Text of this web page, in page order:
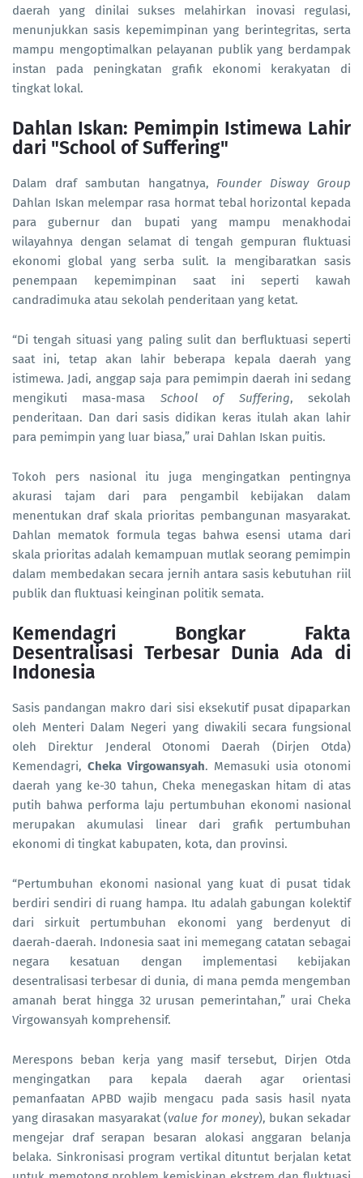
daerah yang dinilai sukses melahirkan inovasi regulasi,
menunjukkan sasis kepemimpinan yang berintegritas, serta
mampu mengoptimalkan pelayanan publik yang berdampak
instan pada peningkatan grafik ekonomi kerakyatan di
tingkat lokal.
Dahlan Iskan: Pemimpin Istimewa Lahir
dari "School of Suffering"
Dalam draf sambutan hangatnya, Founder Disway Group
Dahlan Iskan melempar rasa hormat tebal horizontal kepada
para gubernur dan bupati yang mampu menakhodai
wilayahnya dengan selamat di tengah gempuran fluktuasi
ekonomi global yang serba sulit. Ia mengibaratkan sasis
penempaan kepemimpinan saat ini seperti kawah
candradimuka atau sekolah penderitaan yang ketat.
“Di tengah situasi yang paling sulit dan berfluktuasi seperti
saat ini, tetap akan lahir beberapa kepala daerah yang
istimewa. Jadi, anggap saja para pemimpin daerah ini sedang
mengikuti masa-masa School of Suffering, sekolah
penderitaan. Dan dari sasis didikan keras itulah akan lahir
para pemimpin yang luar biasa,” urai Dahlan Iskan puitis.
Tokoh pers nasional itu juga mengingatkan pentingnya
akurasi tajam dari para pengambil kebijakan dalam
menentukan draf skala prioritas pembangunan masyarakat.
Dahlan mematok formula tegas bahwa esensi utama dari
skala prioritas adalah kemampuan mutlak seorang pemimpin
dalam membedakan secara jernih antara sasis kebutuhan riil
publik dan fluktuasi keinginan politik semata.
Kemendagri Bongkar Fakta
Desentralisasi Terbesar Dunia Ada di
Indonesia
Sasis pandangan makro dari sisi eksekutif pusat dipaparkan
oleh Menteri Dalam Negeri yang diwakili secara fungsional
oleh Direktur Jenderal Otonomi Daerah (Dirjen Otda)
Kemendagri, Cheka Virgowansyah. Memasuki usia otonomi
daerah yang ke-30 tahun, Cheka menegaskan hitam di atas
putih bahwa performa laju pertumbuhan ekonomi nasional
merupakan akumulasi linear dari grafik pertumbuhan
ekonomi di tingkat kabupaten, kota, dan provinsi.
“Pertumbuhan ekonomi nasional yang kuat di pusat tidak
berdiri sendiri di ruang hampa. Itu adalah gabungan kolektif
dari sirkuit pertumbuhan ekonomi yang berdenyut di
daerah-daerah. Indonesia saat ini memegang catatan sebagai
negara kesatuan dengan implementasi kebijakan
desentralisasi terbesar di dunia, di mana pemda mengemban
amanah berat hingga 32 urusan pemerintahan,” urai Cheka
Virgowansyah komprehensif.
Merespons beban kerja yang masif tersebut, Dirjen Otda
mengingatkan para kepala daerah agar orientasi
pemanfaatan APBD wajib mengacu pada sasis hasil nyata
yang dirasakan masyarakat (value for money), bukan sekadar
mengejar draf serapan besaran alokasi anggaran belanja
belaka. Sinkronisasi program vertikal dituntut berjalan ketat